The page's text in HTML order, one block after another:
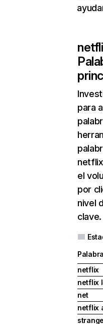
para
el
por
nivel
clave.
netflix
netflix
net
netflix